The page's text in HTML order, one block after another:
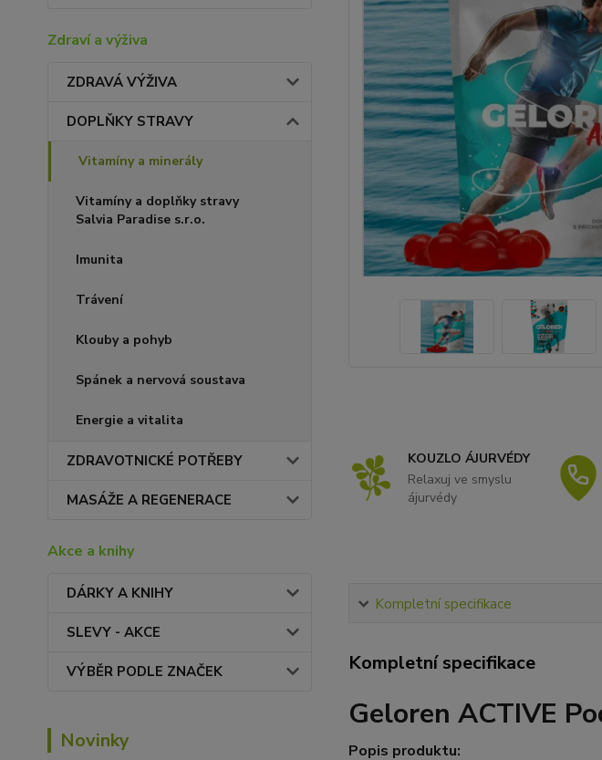
Zdraví a výživa
ZDRAVÁ VÝŽIVA
DOPLŇKY STRAVY
Vitamíny a minerály
Vitamíny a doplňky stravy
Salvia Paradise s.r.o.
Imunita
Trávení
Klouby a pohyb
Spánek a nervová soustava
Energie a vitalita
ZDRAVOTNICKÉ POTŘEBY
MASÁŽE A REGENERACE
Akce a knihy
DÁRKY A KNIHY
SLEVY - AKCE
VÝBĚR PODLE ZNAČEK
Novinky
KOUZLO ÁJURVÉDY
Relaxuj ve smyslu
ájurvédy
Kompletní specifikace
Kompletní specifikace
Geloren ACTIVE
Popis produktu: